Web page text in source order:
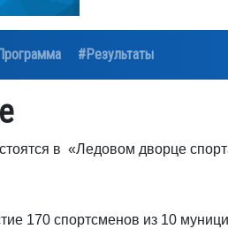
#Результаты
в «Ледовом дворце
170 спортсменов из 10